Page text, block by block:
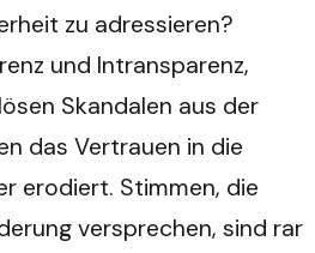
zu adressieren?
und Intransparenz,
Skandalen aus der
das Vertrauen in die
erodiert. Stimmen, die
versprechen, sind rar